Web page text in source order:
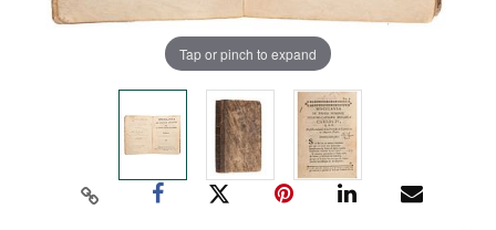
Tap or pinch to expand